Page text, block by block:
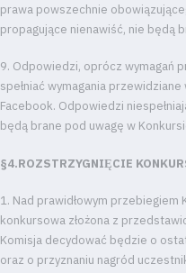
prawa powszechnie
propagujące nienawiść, nie będą
9. Odpowiedzi, oprócz wymagań
spełniać wymagania
Facebook. Odpowiedzi
będą brane pod uwagę w
§4.ROZSTRZYGNIĘCIE
1. Nad prawidłowym
konkursowa złożona z
Komisja decydować będzie o
oraz o przyznaniu nagród